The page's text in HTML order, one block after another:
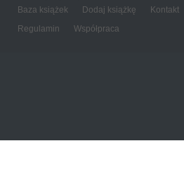
Baza książek Dodaj książkę Kontakt
Regulamin
Współpraca